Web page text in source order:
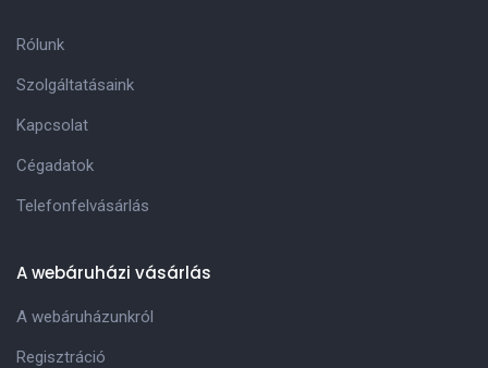
Rólunk
Szolgáltatásaink
Kapcsolat
Cégadatok
Telefonfelvásárlás
A webáruházi vásárlás
A webáruházunkról
Regisztráció